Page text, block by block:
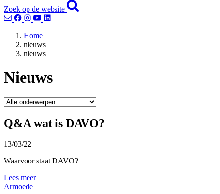
Zoek op de website
Home
nieuws
nieuws
Nieuws
Q&A wat is DAVO?
13/03/22
Waarvoor staat DAVO?
Lees meer
Armoede